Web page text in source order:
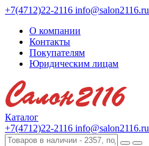
+7(4712)22-2116 info@salon2116.ru
О компании
Контакты
Покупателям
Юридическим лицам
Каталог
+7(4712)22-2116 info@salon2116.ru